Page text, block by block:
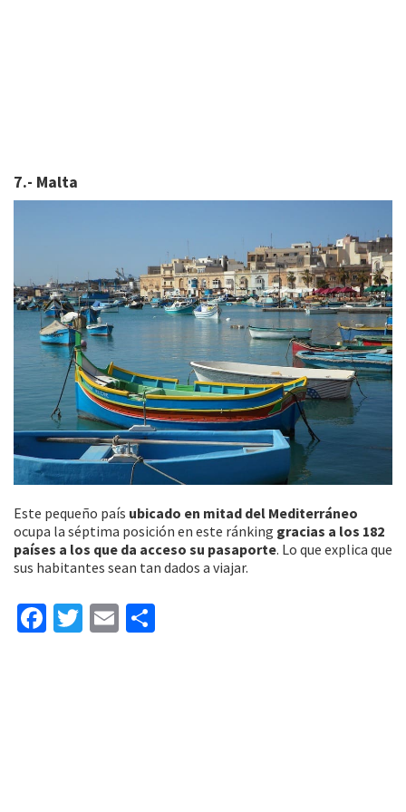
7.- Malta
Este pequeño país ubicado en mitad del Mediterráneo
ocupa la séptima posición en este ránking gracias a los 182
países a los que da acceso su pasaporte. Lo que explica que
sus habitantes sean tan dados a viajar.
Fa T
E